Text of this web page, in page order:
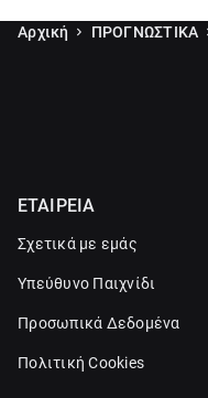
Αρχική ΠΡΟΓΝΩΣΤΙΚΑ
ΕΤΑΙΡΕΙΑ
Σχετικά με εμάς
Υπεύθυνο Παιχνίδι
Προσωπικά Δεδομένα
Πολιτική Cookies